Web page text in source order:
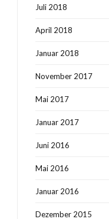
Juli 2018
April 2018
Januar 2018
November 2017
Mai 2017
Januar 2017
Juni 2016
Mai 2016
Januar 2016
Dezember 2015